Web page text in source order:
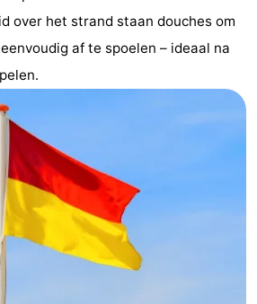
over het strand staan douches om
af te spoelen – ideaal na